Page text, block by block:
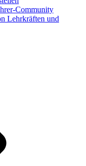
Community
Lehrkräften und